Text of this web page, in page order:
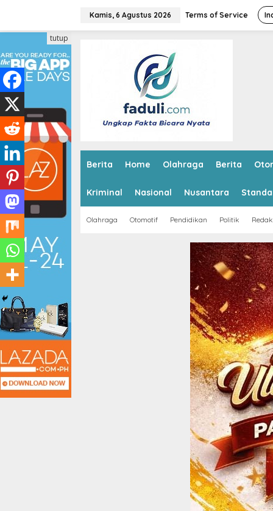
i
k
e
k
n
n
Kamis, 6 Agustus 2026 Terms of Service
Berita Home Olahraga Berita
Kriminal Nasional Nusantara
Olahraga Otomotif Pendidikan Politik
tutup